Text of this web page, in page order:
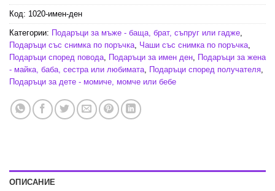
Код: 1020-имен-ден
Категории: Подаръци за мъже - баща, брат, съпруг или гадже
Подаръци със снимка по поръчка Чаши със снимка по поръчка
Подаръци според повода
Подаръци за имен ден
Подаръци за жена
- майка, баба, сестра или любимата
Подаръци според получателя
Подаръци за дете - момиче, момче или бебе
ОПИСАНИЕ